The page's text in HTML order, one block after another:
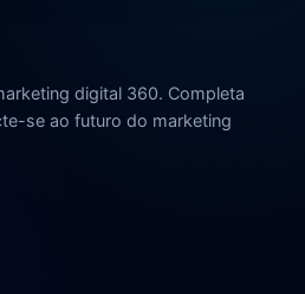
digital 360. Completa
se ao futuro do marketing